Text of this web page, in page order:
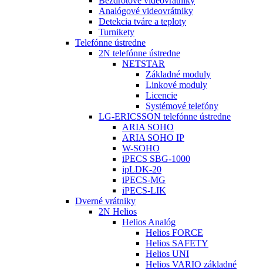
Analógové videovrátniky
Detekcia tváre a teploty
Turnikety
Telefónne ústredne
2N telefónne ústredne
NETSTAR
Základné moduly
Linkové moduly
Licencie
Systémové telefóny
LG-ERICSSON telefónne ústredne
ARIA SOHO
ARIA SOHO IP
W-SOHO
iPECS SBG-1000
ipLDK-20
iPECS-MG
iPECS-LIK
Dverné vrátniky
2N Helios
Helios Analóg
Helios FORCE
Helios SAFETY
Helios UNI
Helios VARIO základné